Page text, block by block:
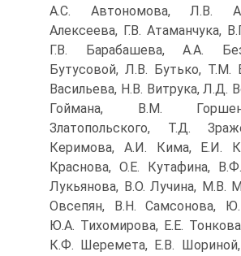
A.C. Автономова, Л.В.
Алексеева, Г.В. Атаманчука,
Г.В. Барабашева, A.A.
Бутусовой, Л.В. Бутько, Т.М.
Васильева, Н.В. Витрука, Л.Д.
Гоймана, В.М.
Златопольского, Т.Д.
Керимова, А.И. Кима, Е.И.
Краснова, O.E. Кутафина,
Лукьянова, В.О. Лучина, М.В.
Овсепян, В.Н. Самсонова,
Ю.А. Тихомирова, Е.Е.
К.Ф. Шеремета, Е.В.